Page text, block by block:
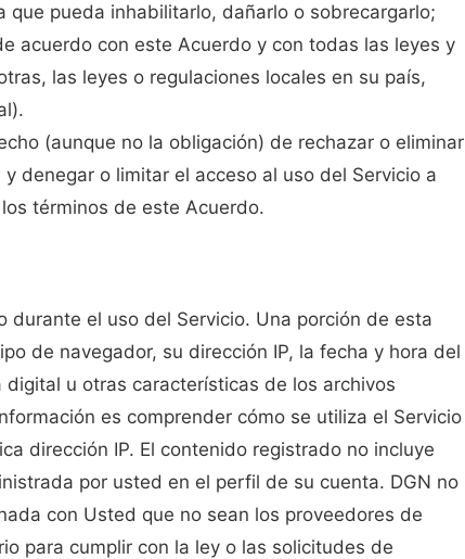
que pueda inhabilitarlo, dañarlo o sobrecargarlo;
acuerdo con este Acuerdo y con todas las leyes y
las leyes o regulaciones locales en su país,
(aunque no la obligación) de rechazar o eliminar
denegar o limitar el acceso al uso del Servicio a
términos de este Acuerdo.
durante el uso del Servicio. Una porción de esta
de navegador, su dirección IP, la fecha y hora del
u otras características de los archivos
es comprender cómo se utiliza el Servicio
dirección IP. El contenido registrado no incluye
por usted en el perfil de su cuenta. DGN no
con Usted que no sean los proveedores de
para cumplir con la ley o las solicitudes de